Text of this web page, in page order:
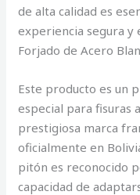
de alta calidad es
experiencia segura y
Forjado de Acero
Este producto es un
especial para fisuras
prestigiosa marca
oficialmente en
pitón es reconocido
capacidad de